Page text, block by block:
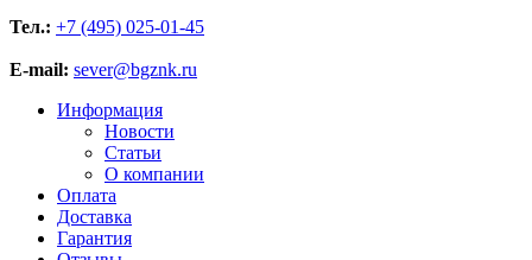
Тел.: +7 (495) 025-01-45
E-mail: sever@bgznk.ru
Информация
Новости
Статьи
О компании
Оплата
Доставка
Гарантия